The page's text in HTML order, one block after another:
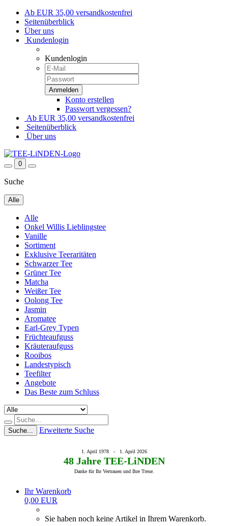
Ab EUR 35,00 versandkostenfrei
Seitenüberblick
Über uns
Kundenlogin
Kundenlogin
Konto erstellen
Passwort vergessen?
Ab EUR 35,00 versandkostenfrei
Seitenüberblick
Über uns
0
Suche
Alle
Alle
Onkel Willis Lieblingstee
Vanille
Sortiment
Exklusive Teeraritäten
Schwarzer Tee
Grüner Tee
Matcha
Weißer Tee
Oolong Tee
Jasmin
Aromatee
Earl-Grey Typen
Früchteaufguss
Kräuteraufguss
Rooibos
Landestypisch
Teefilter
Angebote
Das Beste zum Schluss
Suche... Erweiterte Suche
1. April 1978 - 1. April 2026
48 Jahre TEE-LiNDEN
Danke für Ihr Vertrauen und Ihre Treue.
Ihr Warenkorb
0,00 EUR
Sie haben noch keine Artikel in Ihrem Warenkorb.